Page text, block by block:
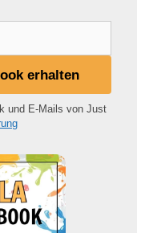
erhalten
und E-Mails von Just